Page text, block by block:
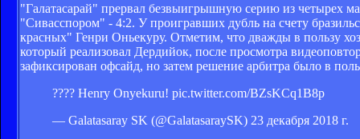
"Галатасарай" прервал безвыигрышную серию из четырех
"Сивасспором" - 4:2. У проигравших дубль на счету
красных" Генри Оньекуру. Отметим, что дважды в пользу
который реализовал Дердийок, после просмотра
зафиксирован офсайд, но затем решение арбитра было в
???? Henry Onyekuru! pic.twitter.com/BZsKCq1B8p
— Galatasaray SK (@GalatasaraySK) 23 декабря 2018 г.